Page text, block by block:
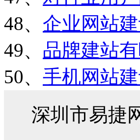
48、 企业网站
49、 品牌建站
50、 手机网站
深圳市易